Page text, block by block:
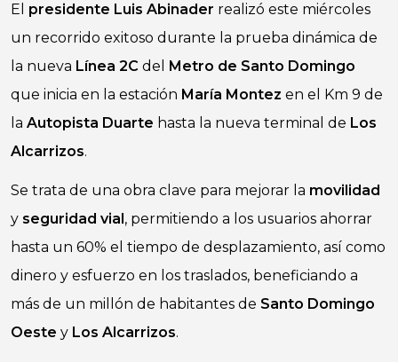
El presidente Luis Abinader realizó este miércoles
un recorrido exitoso durante la prueba dinámica de
la nueva Línea 2C del Metro de Santo Domingo
que inicia en la estación María Montez en el Km 9 de
la Autopista Duarte hasta la nueva terminal de Los
Alcarrizos.
Se trata de una obra clave para mejorar la movilidad
y seguridad vial, permitiendo a los usuarios ahorrar
hasta un 60% el tiempo de desplazamiento, así como
dinero y esfuerzo en los traslados, beneficiando a
más de un millón de habitantes de Santo Domingo
Oeste y Los Alcarrizos.